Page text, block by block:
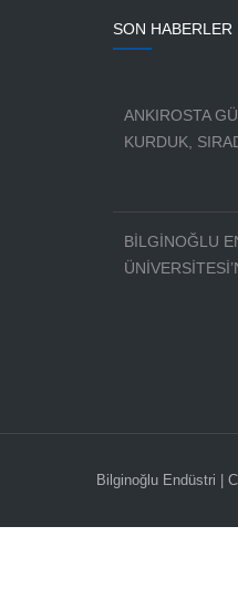
SON HABERLER
ANKIROSTA
KURDUK,
BİLGİNOĞLU
Bilginoğlu Endüstri |